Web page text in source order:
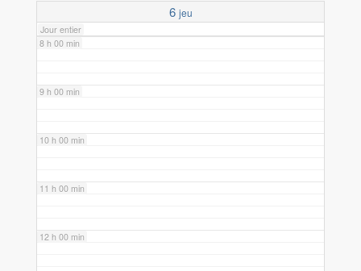
6 jeu
Jour entier
8 h 00 min
9 h 00 min
10 h 00 min
11 h 00 min
12 h 00 min